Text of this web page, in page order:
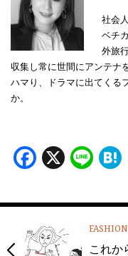
社会
ベチ
外旅
収集し常に世間にアンテナ
ハマり、ドラマに出てくる
か。
Facebook
X Line
FASHION
これか